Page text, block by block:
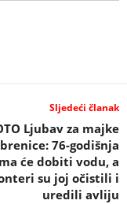
Sljedeći članak
Ljubav za majke
76-godišnja
će dobiti vodu, a
su joj očistili i
uredili avliju